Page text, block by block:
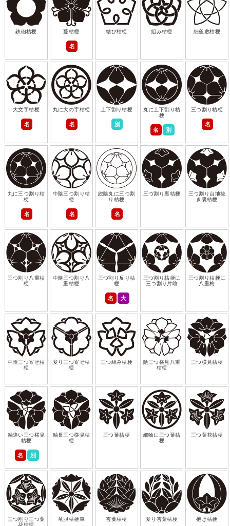
鉄砲桔梗 蔓桔梗
名
結び桔梗 組み桔梗 細釜敷桔梗
大文字桔梗
名
丸に大の字桔梗
名
上下割り桔梗
別
丸に上下割り桔
梗
名 別
三つ割り桔梗
名
丸に三つ割り桔
梗
名
中陰三つ割り桔
梗
名
総陰丸に三つ割
り桔梗
名
三つ割り裏桔梗
三つ割り台地抜
き裏桔梗
三つ割り八重桔
梗
中陰三つ割り八
重桔梗
三つ割り反り桔
梗
名 大
三つ割り桔梗に
三つ割り片喰
三つ割り桔梗に
八重梅
中陰三つ寄せ桔
梗
変り三つ寄せ桔
梗
三つ組み桔梗
陰三つ横見八重
桔梗
三つ横見桔梗
軸違い三つ横見
桔梗
名 別
軸長三つ横見桔
梗
三つ葉桔梗
細輪に三つ葉桔
梗
三つ葉花桔梗
三つ割り三つ葉
花桔梗
竜胆桔梗車 杏葉桔梗 変り杏葉桔梗 抱き桔梗